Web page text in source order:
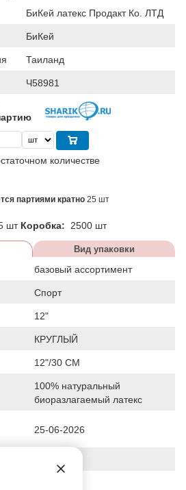
БиКей латекс Продакт Ко. ЛТД
БиКей
Таиланд
Ч58981
количестве
партиями кратно 25 шт
шт Коробка: 2500 шт
Вид упаковки
базовый ассортимент
Спорт
12"
КРУГЛЫЙ
12"/30 СМ
100% натуральный
биоразлагаемый латекс
25-06-2026